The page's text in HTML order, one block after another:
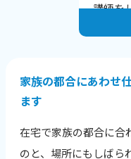
講師を
上達
「発音
と、
た！」
「長文
家族の都合にあわせ
ます
在宅で家族の都合に合
のと、場所にもしばら